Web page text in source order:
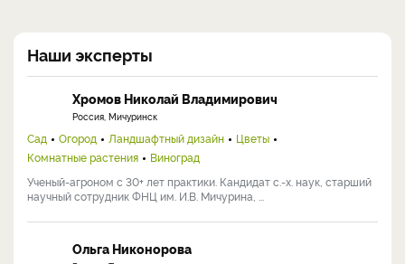
Наши эксперты
Хромов Николай Владимирович
Россия, Мичуринск
Сад Огород Ландшафтный дизайн
Цветы
Комнатные растения
Виноград
Ученый-агроном с 30+ лет практики. Кандидат с.-х. наук, старший
научный сотрудник ФНЦ им. И.В. Мичурина, ...
Ольга Никонорова